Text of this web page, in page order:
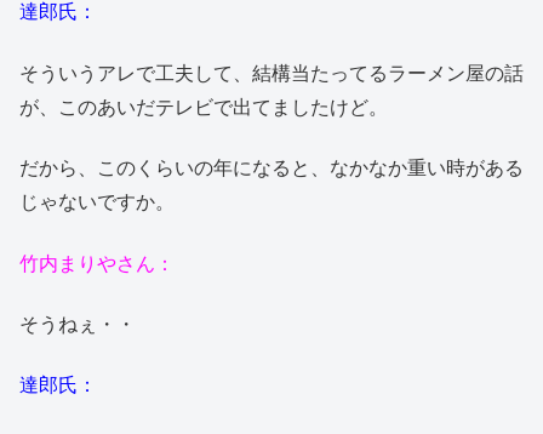
達郎氏：
そういうアレで工夫して、結構当たってるラーメン屋の話
が、このあいだテレビで出てましたけど。
だから、このくらいの年になると、なかなか重い時がある
じゃないですか。
竹内まりやさん：
そうねぇ・・
達郎氏：